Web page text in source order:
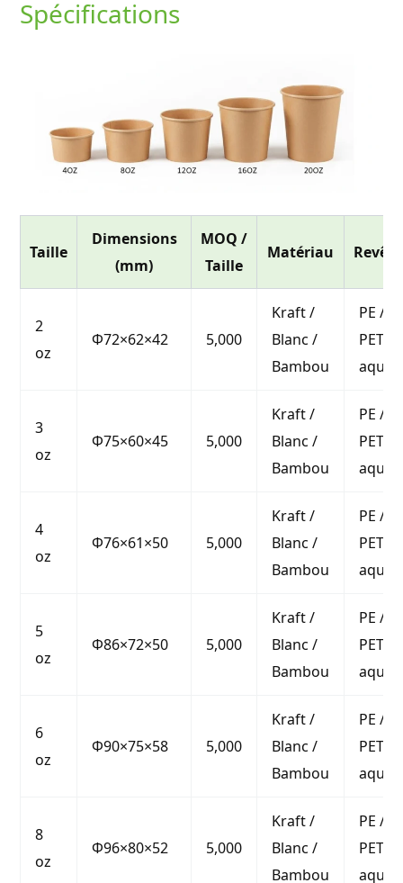
Spécifications
Taille
Dimensions
(mm)
MOQ /
Taille
Matériau
2
oz
Φ72×62×42 5,000
Kraft /
Blanc /
Bambou
PE /
PET /
3
oz
Φ75×60×45 5,000
Kraft /
Blanc /
Bambou
PE /
PET /
4
oz
Φ76×61×50 5,000
Kraft /
Blanc /
Bambou
PE /
PET /
5
oz
Φ86×72×50 5,000
Kraft /
Blanc /
Bambou
PE /
PET /
6
oz
Φ90×75×58 5,000
Kraft /
Blanc /
Bambou
PE /
PET /
8
oz
Φ96×80×52 5,000
Kraft /
Blanc /
Bambou
PE /
PET /